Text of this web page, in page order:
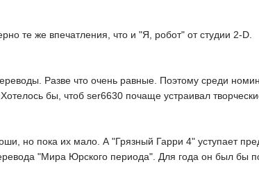
те же впечатления, что и "Я, робот" от студии 2-D.
Разве что очень равные. Поэтому среди
бы, чтоб ser6630 почаще устраивал
но пока их мало. А "Грязный Гарри 4" уступает
"Мира Юрского периода". Для года он был бы